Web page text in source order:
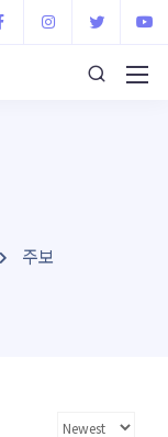
주보